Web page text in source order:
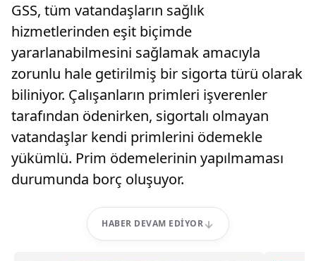
GSS, tüm vatandaşların sağlık
hizmetlerinden eşit biçimde
yararlanabilmesini sağlamak amacıyla
zorunlu hale getirilmiş bir sigorta türü olarak
biliniyor. Çalışanların primleri işverenler
tarafından ödenirken, sigortalı olmayan
vatandaşlar kendi primlerini ödemekle
yükümlü. Prim ödemelerinin yapılmaması
durumunda borç oluşuyor.
HABER DEVAM EDIYOR